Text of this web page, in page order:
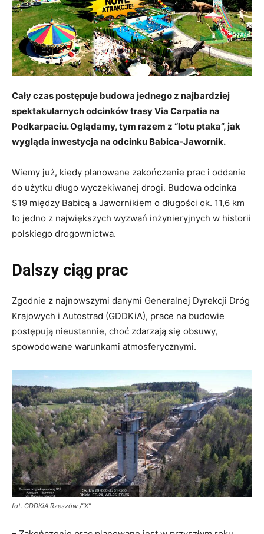
Cały czas postępuje budowa jednego z najbardziej
spektakularnych odcinków trasy Via Carpatia na
Podkarpaciu. Oglądamy, tym razem z “lotu ptaka”, jak
wygląda inwestycja na odcinku Babica-Jawornik.
Wiemy już, kiedy planowane zakończenie prac i oddanie
do użytku długo wyczekiwanej drogi. Budowa odcinka
S19 między Babicą a Jawornikiem o długości ok. 11,6 km
to jedno z największych wyzwań inżynieryjnych w historii
polskiego drogownictwa.
Dalszy ciąg prac
Zgodnie z najnowszymi danymi Generalnej Dyrekcji Dróg
Krajowych i Autostrad (GDDKiA), prace na budowie
postępują nieustannie, choć zdarzają się obsuwy,
spowodowane warunkami atmosferycznymi.
fot. GDDKiA Rzeszów /”X”